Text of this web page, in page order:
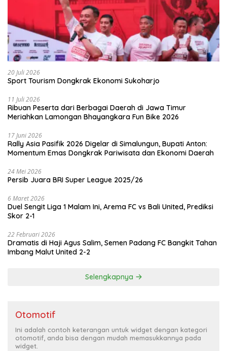
20 Juli 2026
Sport Tourism Dongkrak Ekonomi Sukoharjo
11 Juli 2026
Ribuan Peserta dari Berbagai Daerah di Jawa Timur
Meriahkan Lamongan Bhayangkara Fun Bike 2026
17 Juni 2026
Rally Asia Pasifik 2026 Digelar di Simalungun, Bupati Anton:
Momentum Emas Dongkrak Pariwisata dan Ekonomi Daerah
24 Mei 2026
Persib Juara BRI Super League 2025/26
6 Maret 2026
Duel Sengit Liga 1 Malam Ini, Arema FC vs Bali United, Prediksi
Skor 2-1
22 Februari 2026
Dramatis di Haji Agus Salim, Semen Padang FC Bangkit Tahan
Imbang Malut United 2-2
Selengkapnya
Otomotif
Ini adalah contoh keterangan untuk widget dengan kategori
otomotif, anda bisa dengan mudah memasukkannya pada
widget.